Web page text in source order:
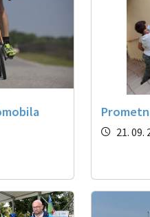
21. 09.